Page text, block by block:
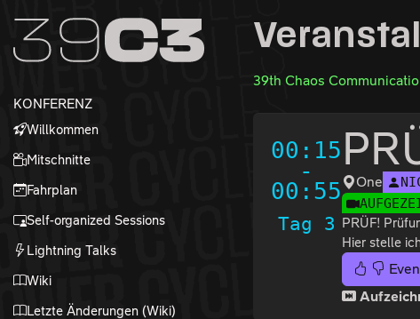
Zum Inhalt
Zum Footer
KONFERENZ
Willkommen
Mitschnitte
Fahrplan
Self-organized Sessions
Lightning Talks
Wiki
Letzte Änderungen (Wiki)
39th Chaos
00:15
-
00:55
Tag 3
One
PRÜF!
Hier stelle